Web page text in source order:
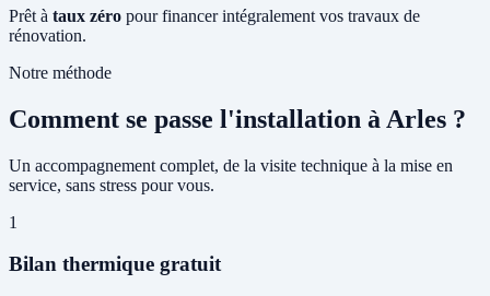
Prêt à taux zéro pour financer intégralement vos travaux de
rénovation.
Notre méthode
Comment se passe l'installation à Arles ?
Un accompagnement complet, de la visite technique à la mise en
service, sans stress pour vous.
1
Bilan thermique gratuit